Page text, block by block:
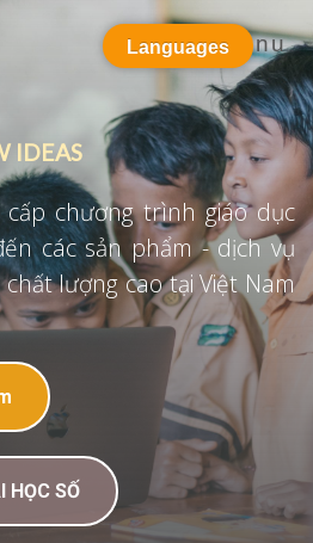
Menu
IDEAS
cấp chương trình giáo dục
các sản phẩm - dịch vụ
lượng cao tại Việt Nam
SỐ
Languages